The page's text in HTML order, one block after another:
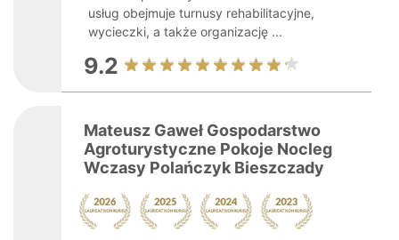
usług obejmuje turnusy rehabilitacyjne,
wycieczki, a także organizację ...
9.2
Mateusz Gaweł Gospodarstwo
Agroturystyczne Pokoje Nocleg
Wczasy Polańczyk Bieszczady